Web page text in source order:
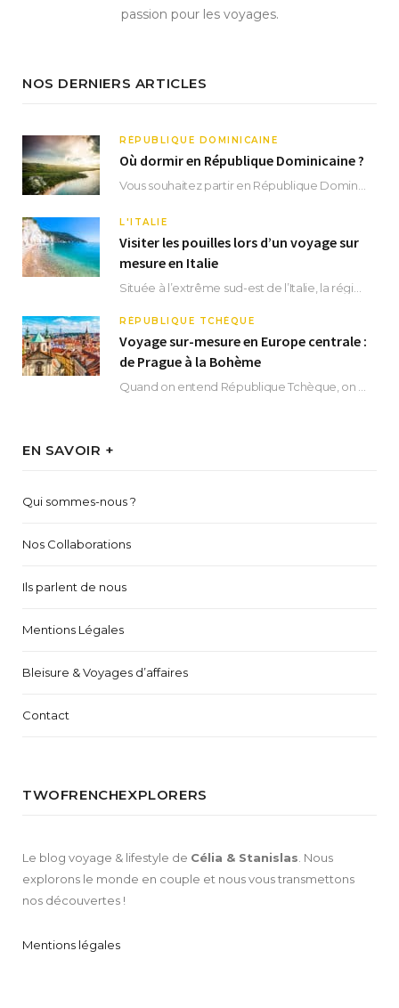
passion pour les voyages.
NOS DERNIERS ARTICLES
RÉPUBLIQUE DOMINICAINE
Où dormir en République Dominicaine ?
L'ITALIE
Visiter les pouilles lors d’un voyage sur
mesure en Italie
RÉPUBLIQUE TCHÈQUE
Voyage sur-mesure en Europe centrale :
de Prague à la Bohème
EN SAVOIR +
Qui sommes-nous ?
Nos Collaborations
Ils parlent de nous
Mentions Légales
Bleisure & Voyages d’affaires
Contact
TWOFRENCHEXPLORERS
Le blog voyage & lifestyle de Célia & Stanislas . Nous
explorons le monde en couple et nous vous transmettons
nos découvertes !
Mentions légales